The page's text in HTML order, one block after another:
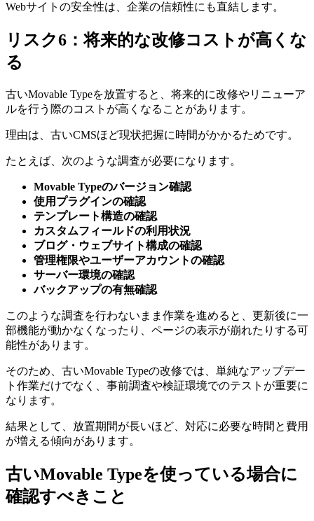
Webサイトの安全性は、企業の信頼性にも直結します。
リスク6：将来的な改修コストが高くな
る
古いMovable Typeを放置すると、将来的に改修やリニューア
ルを行う際のコストが高くなることがあります。
理由は、古いCMSほど現状把握に時間がかかるためです。
たとえば、次のような調査が必要になります。
Movable Typeのバージョン確認
使用プラグインの確認
テンプレート構造の確認
カスタムフィールドの利用状況
ブログ・ウェブサイト構成の確認
管理権限やユーザーアカウントの確認
サーバー環境の確認
バックアップの有無確認
このような調査を行わないまま作業を進めると、更新後に一
部機能が動かなくなったり、ページの表示が崩れたりする可
能性があります。
そのため、古いMovable Typeの改修では、単純なアップデー
ト作業だけでなく、事前調査や検証環境でのテストが重要に
なります。
結果として、放置期間が長いほど、対応に必要な時間と費用
が増える傾向があります。
古いMovable Typeを使っている場合に
確認すべきこと